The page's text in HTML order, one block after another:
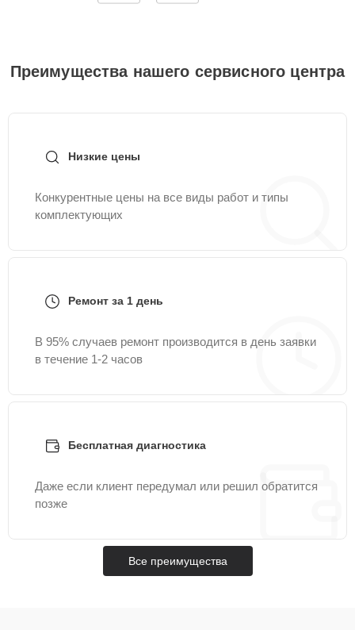
Преимущества нашего сервисного центра
Низкие цены
Конкурентные цены на все виды работ и типы
комплектующих
Ремонт за 1 день
В 95% случаев ремонт производится в день заявки
в течение 1-2 часов
Бесплатная диагностика
Даже если клиент передумал или решил обратится
позже
Все преимущества